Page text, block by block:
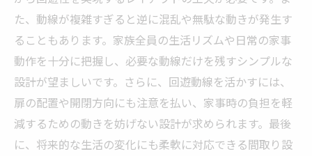
た、動線が複雑すぎると逆に混乱や無駄な動きが発生す
ることもあります。家族全員の生活リズムや日常の家事
動作を十分に把握し、必要な動線だけを残すシンプルな
設計が望ましいです。さらに、回遊動線を活かすには、
扉の配置や開閉方向にも注意を払い、家事時の負担を軽
減するための動きを妨げない設計が求められます。最後
に、将来的な生活の変化にも柔軟に対応できる間取り設